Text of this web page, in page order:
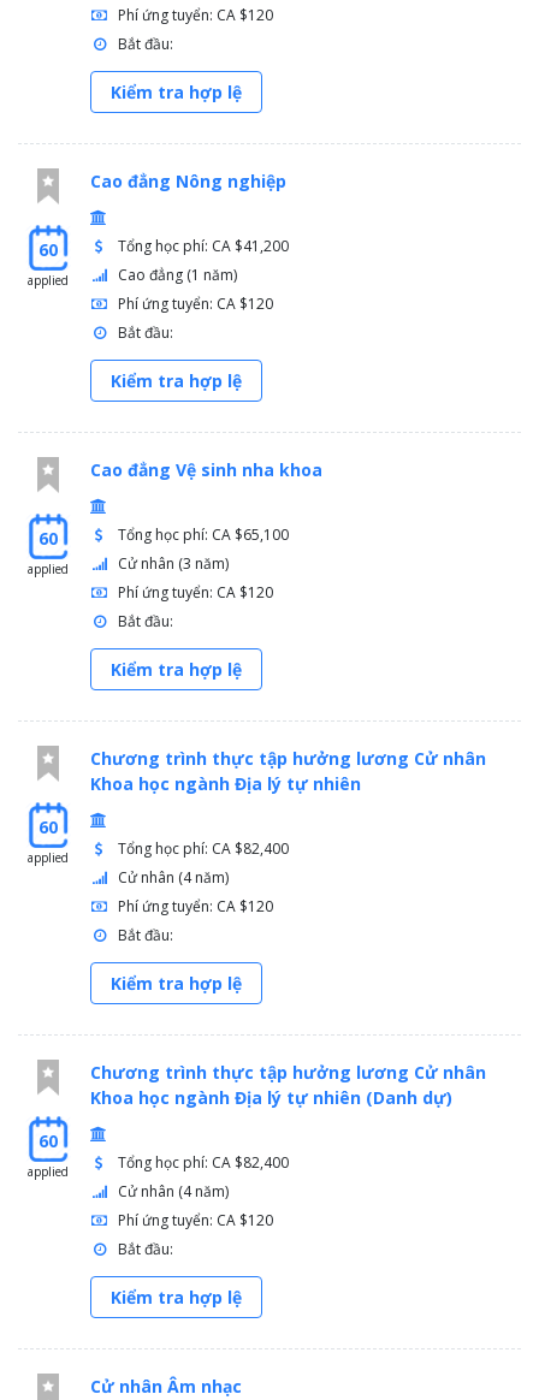
Phí ứng tuyển: CA $120
Bắt đầu:
Kiểm tra hợp lệ
60
applied
Cao đẳng Nông nghiệp
Tổng học phí: CA $41,200
Cao đẳng (1 năm)
Phí ứng tuyển: CA $120
Bắt đầu:
Kiểm tra hợp lệ
60
applied
Cao đẳng Vệ sinh nha khoa
Tổng học phí: CA $65,100
Cử nhân (3 năm)
Phí ứng tuyển: CA $120
Bắt đầu:
Kiểm tra hợp lệ
60
applied
Chương trình thực tập hưởng lương Cử nhân
Khoa học ngành Địa lý tự nhiên
Tổng học phí: CA $82,400
Cử nhân (4 năm)
Phí ứng tuyển: CA $120
Bắt đầu:
Kiểm tra hợp lệ
60
applied
Chương trình thực tập hưởng lương Cử nhân
Khoa học ngành Địa lý tự nhiên (Danh dự)
Tổng học phí: CA $82,400
Cử nhân (4 năm)
Phí ứng tuyển: CA $120
Bắt đầu:
Kiểm tra hợp lệ
Cử nhân Âm nhạc